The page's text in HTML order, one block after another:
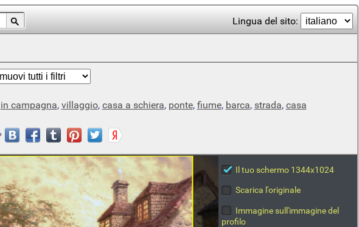
Lingua del sito:
in campagna, villaggio, casa a schiera, ponte, fiume, barca, strada, casa
Il tuo schermo 1344x1024
Scarica l'originale
Immagine sull'immagine del
profilo